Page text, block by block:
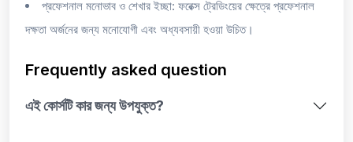
প্রফেশনাল মনোভাব ও শেখার ইচ্ছা: ফরেক্স ট্রেডিংয়ের ক্ষেত্রে প্রফেশনাল
দক্ষতা অর্জনের জন্য মনোযোগী এবং অধ্যবসায়ী হওয়া উচিত।
Frequently asked question
এই কোর্সটি কার জন্য উপযুক্ত?